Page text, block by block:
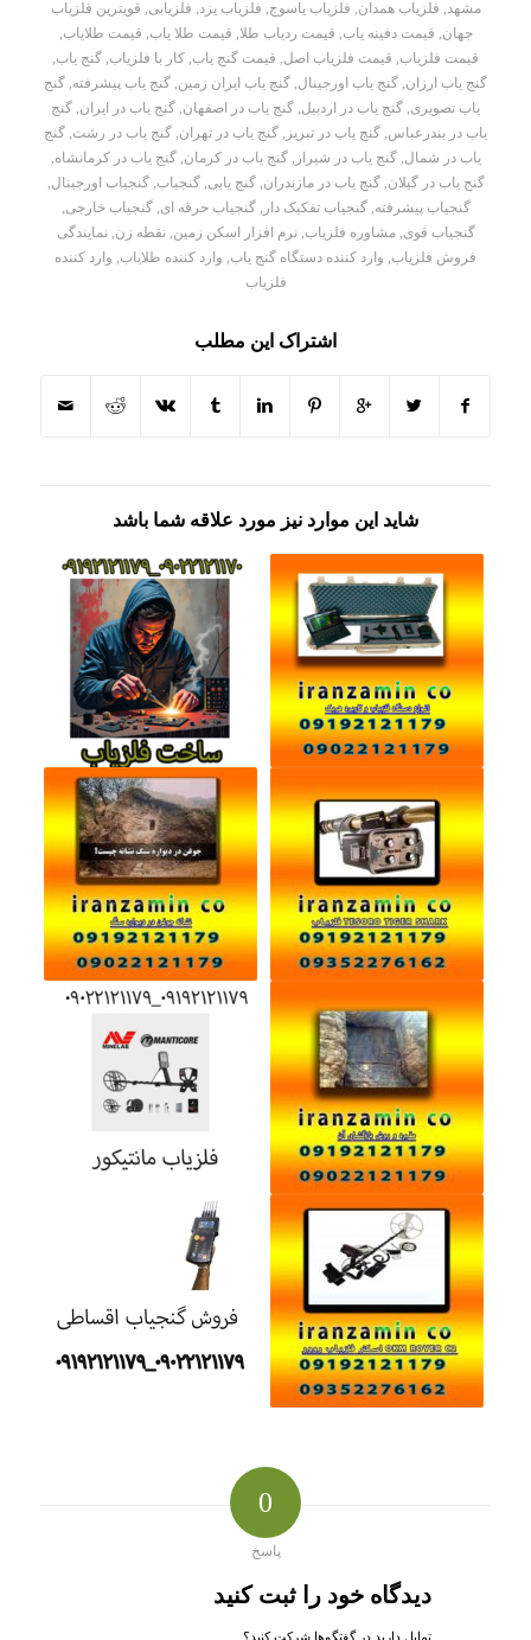
مشهد, فلزیاب همدان, فلزیاب یاسوج, فلزیاب یزد, فلزیابی, قویترین فلزیاب
جهان, قیمت دفینه یاب, قیمت ردیاب طلا, قیمت طلا یاب, قیمت طلایاب,
قیمت فلزیاب, قیمت فلزیاب اصل, قیمت گنج یاب, کار با فلزیاب, گنج یاب,
گنج یاب ارزان, گنج یاب اورجینال, گنج یاب ایران زمین, گنج یاب پیشرفته, گنج
یاب تصویری, گنج یاب در اردبیل, گنج یاب در اصفهان, گنج یاب در ایران, گنج
یاب در بندرعباس, گنج یاب در تبریز , گنج یاب در تهران, گنج یاب در رشت, گنج
یاب در شمال,گنج یاب در شیراز ,گنج یاب در کرمان,گنج یاب در کرمانشاه,
گنج یاب در گیلان,گنج یاب در مازندران,گنج یابی,گنجیاب,گنجیاب اورجینال,
گنجیاب پیشرفته,گنجیاب تفکیک دار ,گنجیاب حرفه ای,گنجیاب خارجی,
گنجیاب قوی,مشاوره فلزیاب,نرم افزار اسکن زمین,نقطه زن,نمایندگی
فروش فلزیاب, وارد کننده دستگاه گنج یاب, وارد کننده طلایاب, وارد کننده
فلزیاب
اشتراک این مطلب
شاید این موارد نیز مورد علاقه شما باشد
0
پاسخ
دیدگاه خود را ثبت کنید
تمایل دارید در گفتگوها شرکت کنید؟